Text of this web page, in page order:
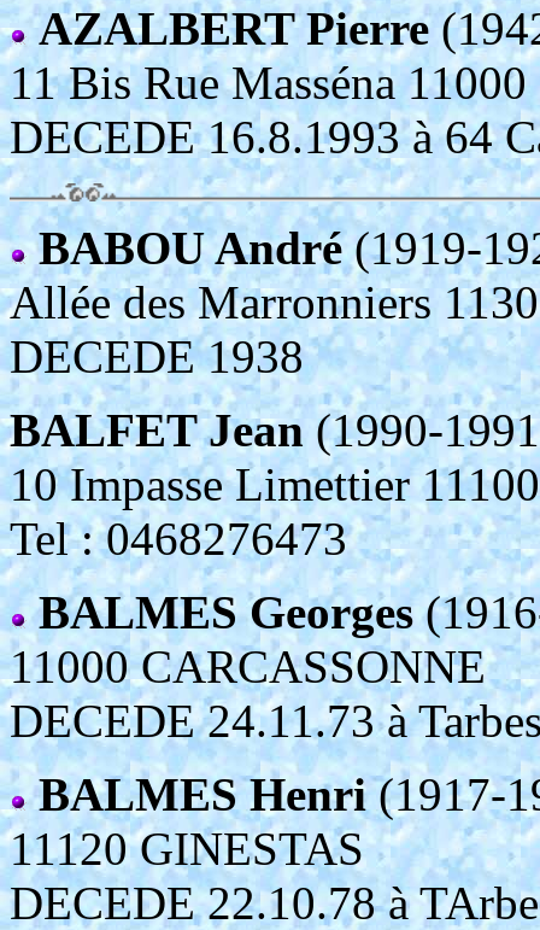
AZALBERT Pierre
11 Bis Rue Masséna
DECEDE 16.8.1993 à 64
BABOU André(1919-
Allée des Marronniers
DECEDE 1938
BALFET Jean (1990-
10 Impasse Limettier
Tel : 0468276473
BALMES Georges
11000 CARCASSONNE
DECEDE 24.11.73 à
BALMES Henri(1917-
11120 GINESTAS
DECEDE 22.10.78 à